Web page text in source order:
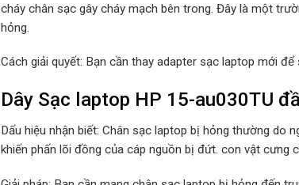
cháy chân sạc gây cháy mạch bên trong. Đây là một
hỏng.
Cách giải quyết: Bạn cần thay adapter sạc laptop mới
Dây Sạc laptop HP 15-au030TU
Dấu hiệu nhận biết: Chân sạc laptop bị hỏng thường do
khiến phấn lõi đồng của cáp nguồn bị đứt. con vật cưng